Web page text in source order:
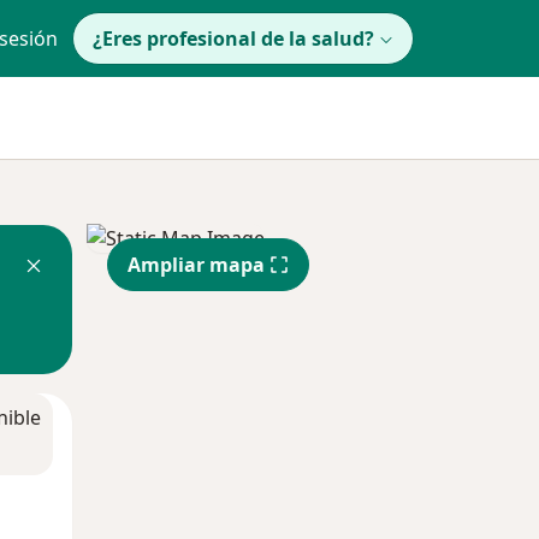
¿Eres profesional de la salud?
Ampliar mapa